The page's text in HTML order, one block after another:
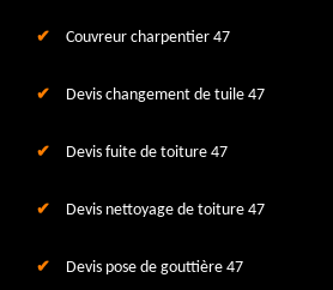
Couvreur charpentier 47
Devis changement de tuile 47
Devis fuite de toiture 47
Devis nettoyage de toiture 47
Devis pose de gouttière 47